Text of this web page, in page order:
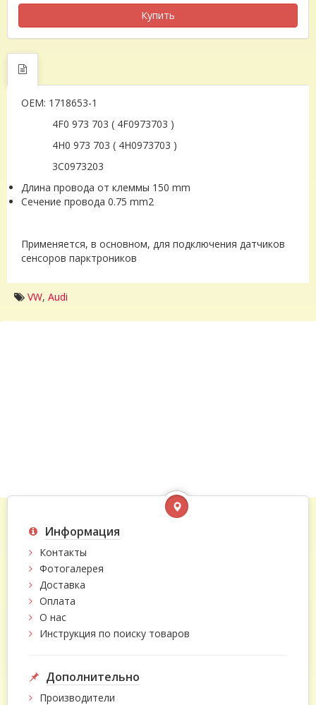
Купить
OEM: 1718653-1
4F0 973 703 ( 4F0973703 )
4H0 973 703 ( 4H0973703 )
3С0973203
Длина провода от клеммы 150 mm
Сечение провода 0.75 mm2
Применяется, в основном, для подключения дaтчиков
ceнсоров пapктроников
VW, Audi
Информация
Контакты
Фотогалерея
Доставка
Оплата
О нас
Инструкция по поиску товаров
Дополнительно
Производители